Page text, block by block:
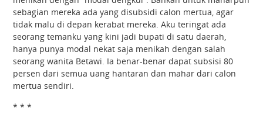
sebagian mereka ada yang disubsidi calon mertua, agar
tidak malu di depan kerabat mereka. Aku teringat ada
seorang temanku yang kini jadi bupati di satu daerah,
hanya punya modal nekat saja menikah dengan salah
seorang wanita Betawi. Ia benar-benar dapat subsisi 80
persen dari semua uang hantaran dan mahar dari calon
mertua sendiri.
* * *